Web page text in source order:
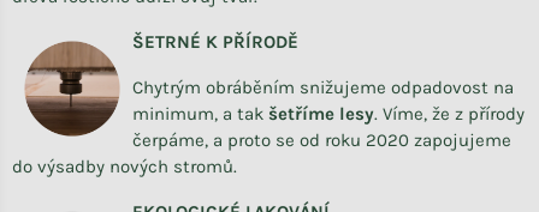
ŠETRNÉ K PŘÍRODĚ
Chytrým obráběním snižujeme odpadovost na
minimum, a tak šetříme lesy. Víme, že z přírody
čerpáme, a proto se od roku 2020 zapojujeme
do výsadby nových stromů.